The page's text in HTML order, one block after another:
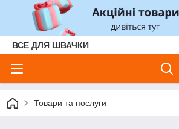
ВСЕ ДЛЯ ШВАЧКИ
Товари та послуги